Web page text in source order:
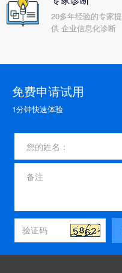
20多年经验的专家提
供 企业信息化诊断
免费申请试用
1分钟快速体验